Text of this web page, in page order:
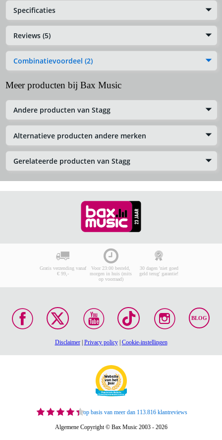
Specificaties
Reviews (5)
Combinatievoordeel (2)
Meer producten bij Bax Music
Andere producten van Stagg
Alternatieve producten andere merken
Gerelateerde producten van Stagg
Gratis verzending vanaf
€ 99,-
Voor 23:00 besteld,
morgen in huis (mits
op voorraad)
30 dagen 'niet goed
geld terug' garantie!
BLOG
Disclaimer| Privacy policy| Cookie-instellingen
op basis van meer dan 113.816 klantreviews
Algemene Copyright © Bax Music 2003 - 2026